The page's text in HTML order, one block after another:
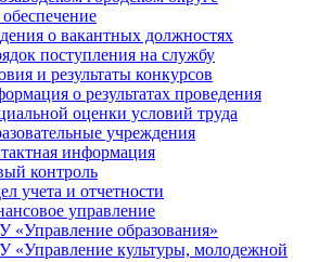
о вакантных должностях
поступления на службу
и результаты конкурсов
о результатах проведения
оценки условий труда
учреждения
информация
контроль
учета и отчетности
управление
«Управление образования»
«Управление культуры, молодежной